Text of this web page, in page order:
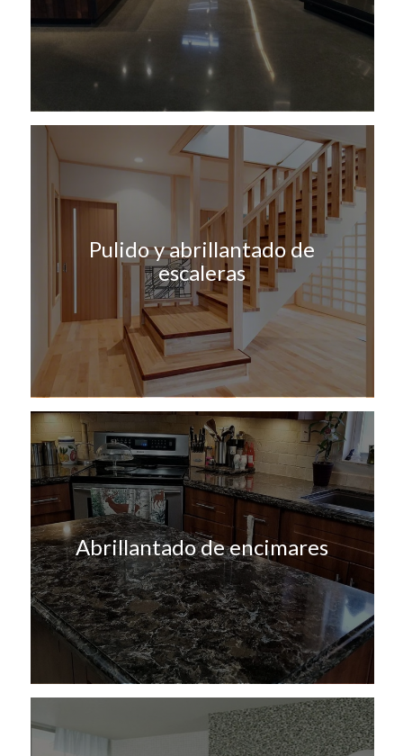
Pulido y abrillantado de
escaleras
Abrillantado de encimares